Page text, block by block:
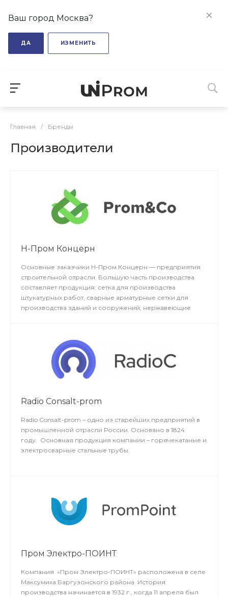
Ваш город Москва?
ДА ИЗМЕНИТЬ
Главная / Бренды
Производители
Н-Пром Концерн
Основные заказчики Н-Пром Концерн — предприятия
строительной отрасли. Большую часть производства
составляет продукция: сетка для производства
штукатурных работ, сварные арматурные сетки для
производства зданий и сооружений; нержавеющие
год. Среднее число специалистов, занятых в
производстве – около 700 человек.
Radio Consalt-prom
Radio Consalt-prom – одно из старейших предприятий в
промышленной отрасли России. Основано в 1824
году. Основная продукция компании – горячекатаные и
электросварные стальные трубы.
Пром Электро-ПОИНТ
Компания «Пром Электро-ПОИНТ» расположена в селе
Максумиха Баргузонского района. История
производства начинается в 1932 г., когда 11 апреля был